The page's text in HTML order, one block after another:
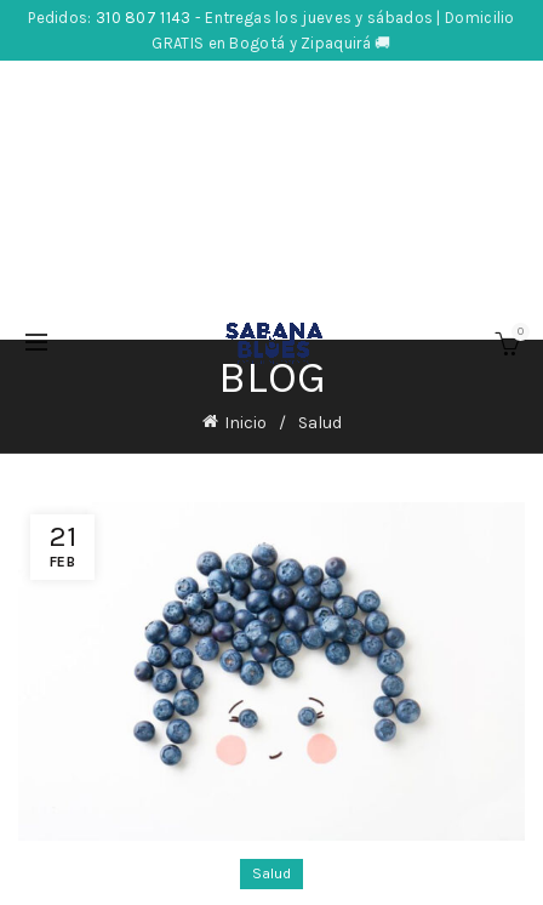
Pedidos: 310 807 1143 - Entregas los jueves y sábados | Domicilio
GRATIS en Bogotá y Zipaquirá 🚚
0
BLOG
Inicio Salud
21
FEB
Salud